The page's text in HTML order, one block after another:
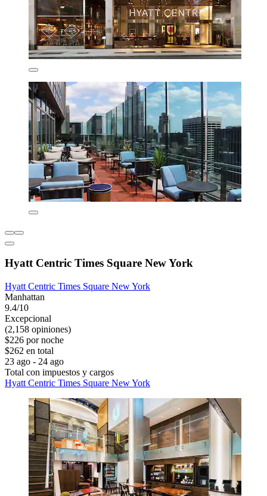
Hyatt Centric Times Square New York
Hyatt Centric Times Square New York
Manhattan
9.4/10
Excepcional
(2,158 opiniones)
$226 por noche
$262 en total
23 ago - 24 ago
Total con impuestos y cargos
Hyatt Centric Times Square New York